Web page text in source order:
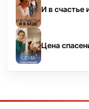
И в счастье
Цена